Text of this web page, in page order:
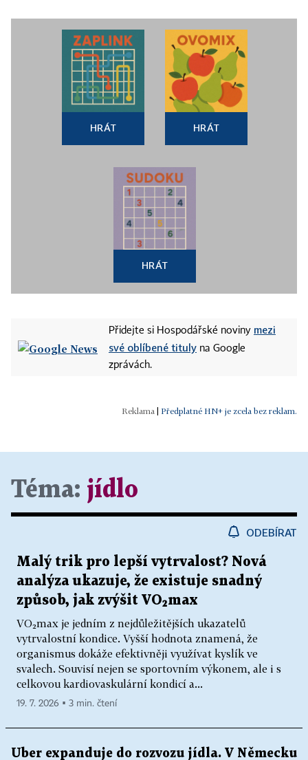
HRÁT HRÁT
HRÁT
Přidejte si Hospodářské noviny mezi
své oblíbené tituly na Google
zprávách.
Předplatné HN+ je zcela bez reklam.
Téma: jídlo
ODEBÍRAT
Malý trik pro lepší vytrvalost? Nová
analýza ukazuje, že existuje snadný
způsob, jak zvýšit VO₂max
VO₂max je jedním z nejdůležitějších ukazatelů
vytrvalostní kondice. Vyšší hodnota znamená, že
organismus dokáže efektivněji využívat kyslík ve
svalech. Souvisí nejen se sportovním výkonem, ale i s
celkovou kardiovaskulární kondicí a...
19. 7. 2026 ▪ 3 min. čtení
Uber expanduje do rozvozu jídla. V Německu